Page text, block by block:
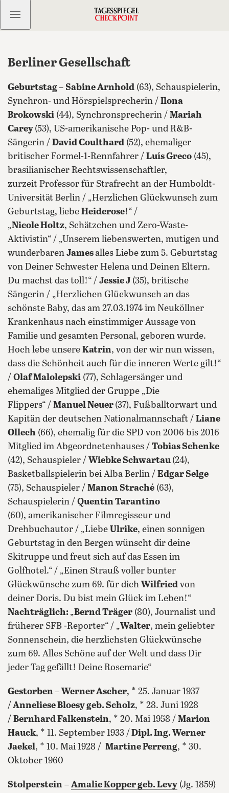
Kostenlos anmelden
Berliner Gesellschaft
Geburtstag– Sabine Arnhold (63), Schauspielerin,
Synchron- und Hörspielsprecherin / Ilona
Brokowski (44), Synchronsprecherin / Mariah
Carey (53), US-amerikanische Pop- und R&B-
Sängerin / David Coulthard (52), ehemaliger
britischer Formel-1-Rennfahrer / Luís Greco (45),
brasilianischer Rechtswissenschaftler,
zurzeit Professor für Strafrecht an der Humboldt-
Universität Berlin / „Herzlichen Glückwunsch zum
Geburtstag, liebe Heiderose!“ /
„Nicole Holtz, Schätzchen und Zero-Waste-
Aktivistin“ / „Unserem liebenswerten, mutigen und
wunderbaren Jamesalles Liebe zum 5. Geburtstag
von Deiner Schwester Helena und Deinen Eltern.
Du machst das toll!“ / Jessie J (35), britische
Sängerin / „Herzlichen Glückwunsch an das
schönste Baby, das am 27.03.1974 im Neuköllner
Krankenhaus nach einstimmiger Aussage von
Familie und gesamten Personal, geboren wurde.
Hoch lebe unsere Katrin, von der wir nun wissen,
dass die Schönheit auch für die inneren Werte gilt!“
/ Olaf Malolepski (77), Schlagersänger und
ehemaliges Mitglied der Gruppe „Die
Flippers“ / Manuel Neuer (37), Fußballtorwart und
Kapitän der deutschen Nationalmannschaft / Liane
Ollech (66), ehemalig für die SPD von 2006 bis 2016
Mitglied im Abgeordnetenhauses / Tobias Schenke
(42), Schauspieler / Wiebke Schwartau (24),
Basketballspielerin bei Alba Berlin / Edgar Selge
(75), Schauspieler / Manon Straché (63),
Schauspielerin / Quentin Tarantino
(60), amerikanischer Filmregisseur und
Drehbuchautor / „Liebe Ulrike, einen sonnigen
Geburtstag in den Bergen wünscht dir deine
Skitruppe und freut sich auf das Essen im
Golfhotel.“ / „Einen Strauß voller bunter
Glückwünsche zum 69. für dich Wilfried von
deiner Doris. Du bist mein Glück im Leben!“
Nachträglich: „Bernd Träger (80), Journalist und
früherer SFB -Reporter“ / „Walter, mein geliebter
Sonnenschein, die herzlichsten Glückwünsche
zum 69. Alles Schöne auf der Welt und dass Dir
jeder Tag gefällt! Deine Rosemarie“
Gestorben– Werner Ascher, * 25. Januar 1937
/ Anneliese Bloesy geb. Scholz, * 28. Juni 1928
/ Bernhard Falkenstein, * 20. Mai 1958 / Marion
Hauck, * 11. September 1933 / Dipl. Ing. Werner
Jaekel, * 10. Mai 1928 / Martine Perreng, * 30.
Oktober 1960
Stolperstein – Amalie Kopper geb. Levy (Jg. 1859)